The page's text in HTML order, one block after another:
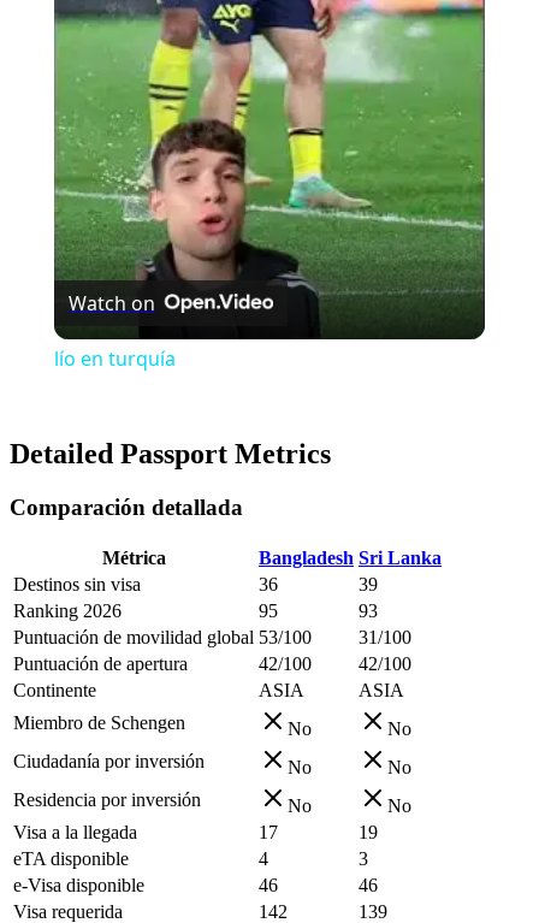
Video
Watch on
lío en turquía
Detailed Passport Metrics
Comparación detallada
Métrica Bangladesh Sri Lanka
Destinos sin visa
36
39
Ranking 2026
95
93
Puntuación de movilidad global 53/100
31/100
Puntuación de apertura
42/100
42/100
Continente
ASIA
ASIA
Miembro de Schengen
No
No
Ciudadanía por inversión
No
No
Residencia por inversión
No
No
Visa a la llegada
17
19
eTA disponible
4
3
e-Visa disponible
46
46
Visa requerida
142 139